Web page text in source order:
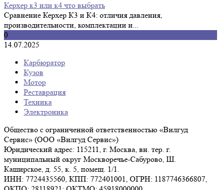
Керхер к3 или к4 что выбрать
Сравнение Керхер К3 и К4: отличия давления,
производительности, комплектации и...
0
14.07.2025
Карбюратор
Кузов
Мотор
Реставрация
Техника
Электроника
Общество с ограниченной ответственностью «Вилгуд
Сервис» (ООО «Вилгуд Сервис»)
Юридический адрес: 115211, г. Москва, вн. тер. г.
муниципальный округ Москворечье-Сабурово, Ш.
Каширское, д. 55, к. 5, помещ. 1/1.
ИНН: 7724435560, КПП: 772401001, ОГРН: 1187746366807,